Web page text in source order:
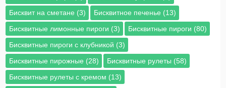
Бисквит на сметане (3)
Бисквитное печенье (13)
Бисквитные лимонные пироги (3)
Бисквитные пироги (80)
Бисквитные пироги с клубникой (3)
Бисквитные пирожные (28)
Бисквитные рулеты (58)
Бисквитные рулеты с кремом (13)